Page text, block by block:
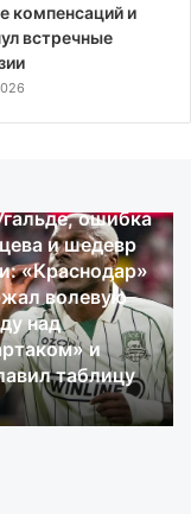
компенсаций и
встречные
ошибка
и шедевр
«Краснодар»
волевую
над
и
таблицу